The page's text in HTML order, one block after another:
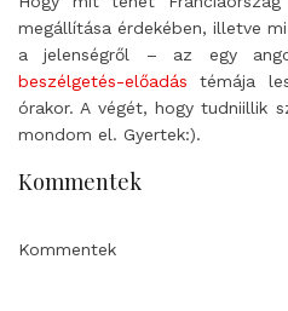
megállítása érdekében, illetve
a jelenségről – az egy
beszélgetés-előadás témája
órakor. A végét, hogy tudniillik
mondom el. Gyertek:).
Kommentek
Kommentek